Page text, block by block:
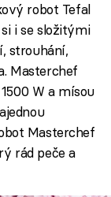
robot Tefal
i se složitými
strouhání,
Masterchef
W a mísou
Masterchef
rád peče a